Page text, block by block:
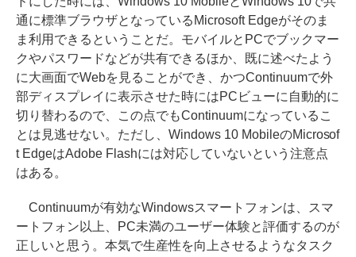
通に標準ブラウザとなっているMicrosoft Edgeがそのま
ま利用できるということだ。モバイルとPCでブックマー
クやパスワードなどが共有できるほか、既に述べたよう
に大画面でWebを見ることができ、かつContinuumで外
部ディスプレイに表示させた時にはPCビューに自動的に
切り替わるので、この点でもContinuumになっているこ
とは見逃せない。ただし、Windows 10 MobileのMicrosof
t EdgeはAdobe Flashには対応していないという注意点
はある。
Continuumが有効なWindowsスマートフォンは、スマ
ートフォン以上、PC未満のユーザー体験と評価するのが
正しいと思う。本気で生産性を向上させるようなタスク